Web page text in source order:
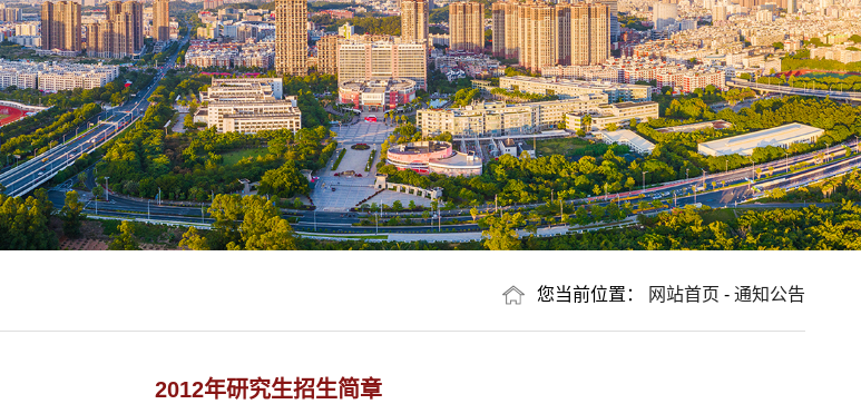
您当前位置： 网站首页 - 通知公告
2012年研究生招生简章